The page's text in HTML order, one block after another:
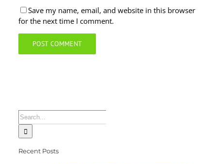
Save my name, email, and website in this browser
for the next time I comment.
Search
for:
Recent Posts